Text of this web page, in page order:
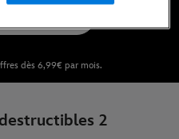
dès 6,99€ par mois.
2